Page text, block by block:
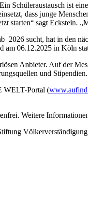
Schüleraustausch ist
dass junge
starten“ sagt
2026 sucht, hat in den
am 06.12.2025 in Köln
Anbieter. Auf der
und Stipendien.
WELT-Portal (
Weitere